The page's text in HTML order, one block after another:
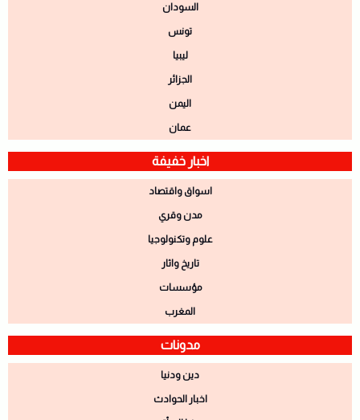
السودان
تونس
ليبيا
الجزائر
اليمن
عمان
اخبار خفيفة
اسواق واقتصاد
مدن وقري
علوم وتكنولوجيا
تاريخ واثار
مؤسسات
المغرب
مدونات
دين ودنيا
اخبار الحوادث